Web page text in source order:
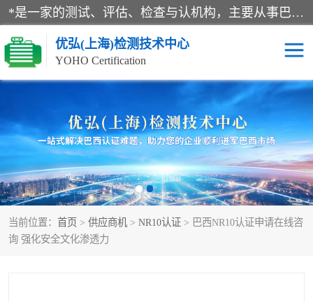
*是一家的测试、评估、检查与认机构，主要从事巴西NR10认证、NR12认证、NR13认证；ANATEL认证、INMTRO认证，欧盟CE认证：MD认证，PED认证，MID认证，ATEX认证，德国蓝色天使认证。
优弘(上海)检测技术中心
YOHO Certification
当前位置： 首页 > 供应商机 > NR10认证 > 巴西NR10认证申请在线咨
询 强化安全文化渗透力
RECYCLASS认证 NR10认证
NR12认证 NR13认证
ART认证 巴西NR认证
巴西认证 RETIE认证